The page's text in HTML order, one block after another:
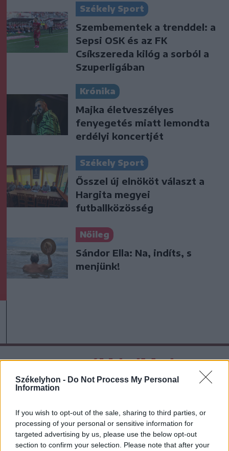
Székelyhon - Do Not Process My Personal
Information
If you wish to opt-out of the sale, sharing to third parties, or
processing of your personal or sensitive information for
targeted advertising by us, please use the below opt-out
section to confirm your selection. Please note that after your
Székely Sport
Szembementek a trenddel: a
Sepsi OSK és az FK
Csíkszereda kilóg a sorból a
Szuperligában
Krónika
Majka életveszélyes
fenyegetés miatt lemondta
erdélyi koncertjét
Székely Sport
Ősszel új elnököt választ a
Hargita megyei
futballközösség
Nőileg
Sándor Ella: Na, indíts, s
menjünk!
A rovat további cikkei